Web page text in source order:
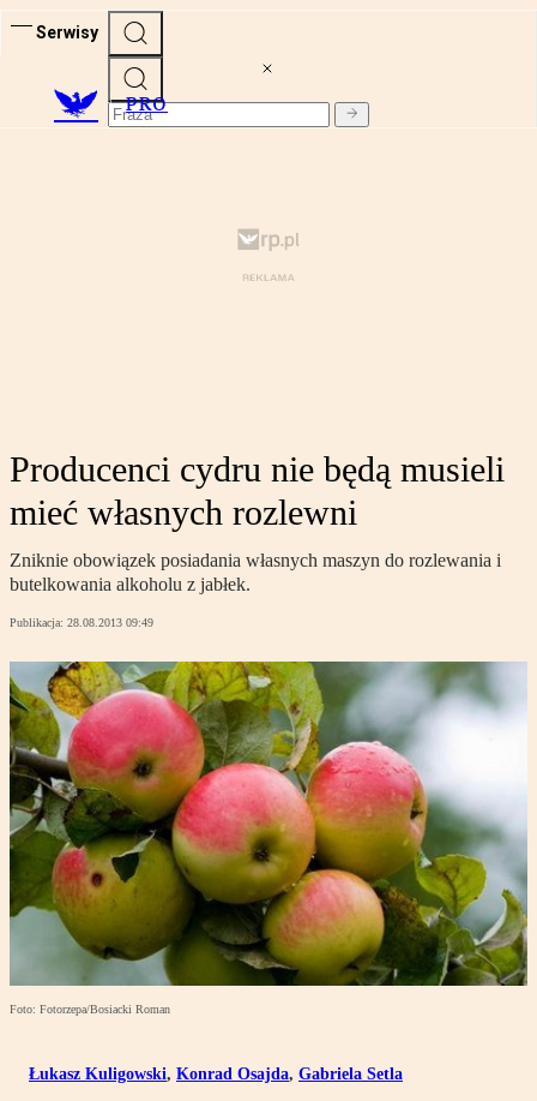
Serwisy
PRO
Producenci cydru nie będą musieli
mieć własnych rozlewni
Zniknie obowiązek posiadania własnych maszyn do rozlewania i
butelkowania alkoholu z jabłek.
Publikacja: 28.08.2013 09:49
Foto: Fotorzepa/Bosiacki Roman
Łukasz Kuligowski, Konrad Osajda, Gabriela Setla